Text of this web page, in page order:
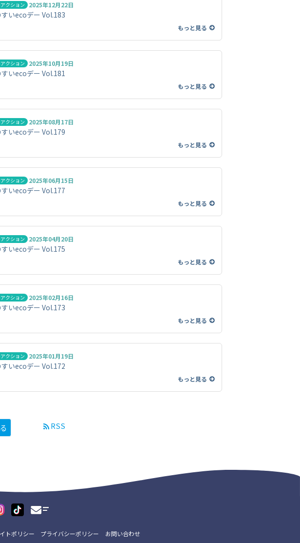
クション 2025年12月22日
すいecoデー Vol.183
もっと見る
クション 2025年10月19日
すいecoデー Vol.181
もっと見る
クション 2025年08月17日
すいecoデー Vol.179
もっと見る
クション 2025年06月15日
すいecoデー Vol.177
もっと見る
クション 2025年04月20日
すいecoデー Vol.175
もっと見る
クション 2025年02月16日
すいecoデー Vol.173
もっと見る
クション 2025年01月19日
すいecoデー Vol.172
もっと見る
RSS
トポリシー プライバシーポリシー お問い合わせ